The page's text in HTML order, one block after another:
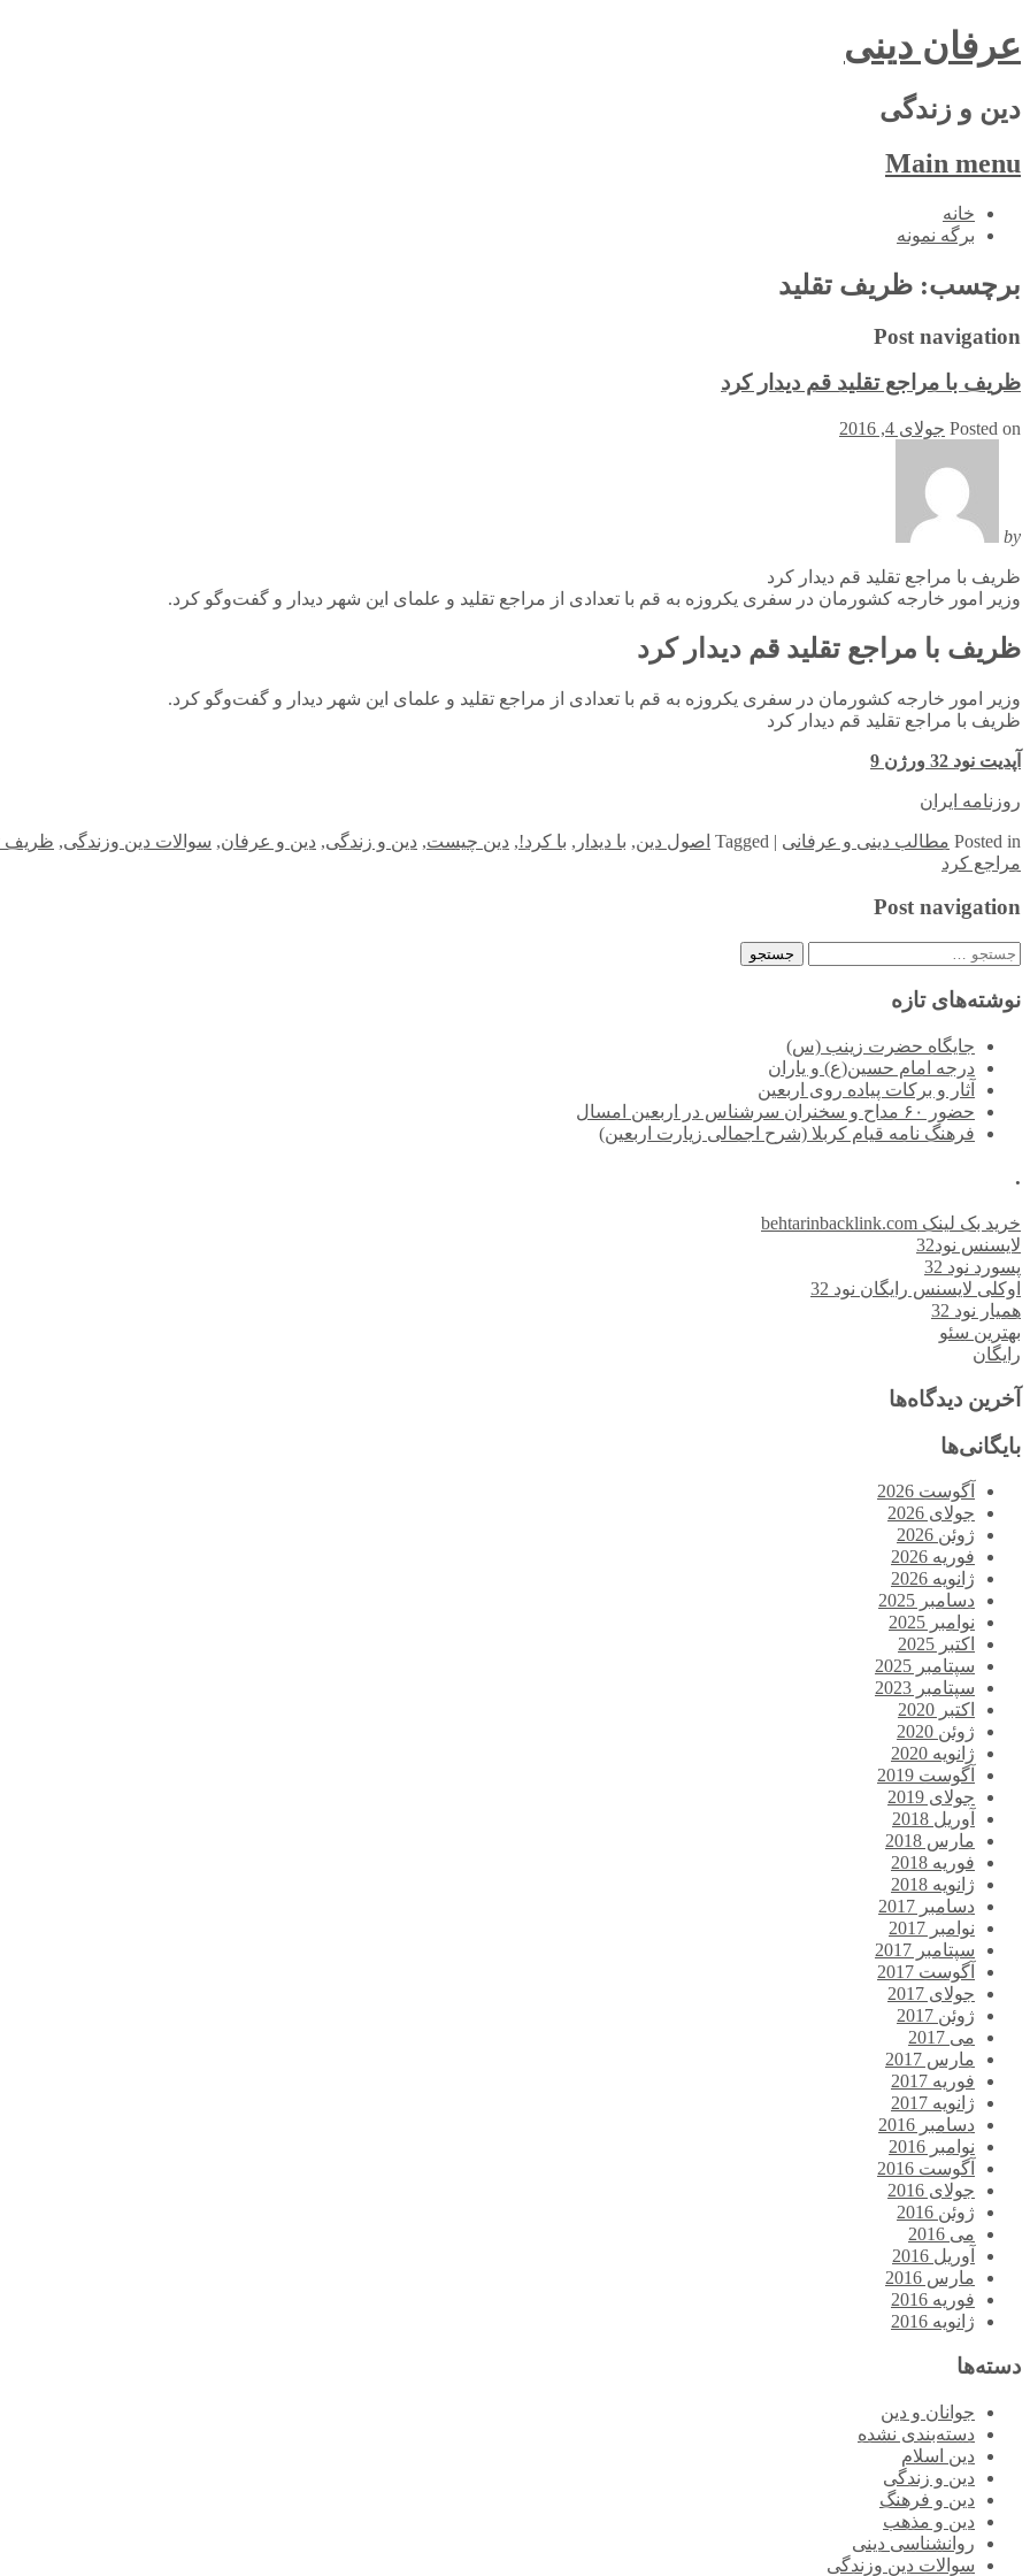
عرفان دینی
دین و زندگی
Main menu
Skip
خانه
برگه نمونه
برچسب: ظریف تقلید
Post navigation
ظریف با مراجع تقلید قم دیدار کرد
Posted on جولای 4, 2016
by
ظریف با مراجع تقلید قم دیدار کرد
وزیر امور خارجه کشورمان در سفری یکروزه به قم با تعدادی از مراجع تقلید و علمای این شهر دیدار و گفت‌وگو کرد.
ظریف با مراجع تقلید قم دیدار کرد
وزیر امور خارجه کشورمان در سفری یکروزه به قم با تعدادی از مراجع تقلید و علمای این شهر دیدار و گفت‌وگو کرد.
ظریف با مراجع تقلید قم دیدار کرد
آپدیت نود 32 ورژن 9
روزنامه ایران
Posted in مطالب دینی و عرفانی |
Tagged اصول دین, با دیدار , با کرد!, دین چیست, دین و زندگی, دین و عرفان, سوالات دین وزندگی, ظریف
مراجع کرد
Post navigation
جستجو
نوشته‌های تازه
جایگاه حضرت زینب (س)
درجه امام حسین(ع) و یاران
آثار و برکات پیاده روی اربعین
حضور ۶۰ مداح و سخنران سرشناس در اربعین امسال
فرهنگ نامه قیام کربلا (شرح اجمالی زیارت اربعین)
.
خرید بک لینک behtarinbacklink.com
لایسنس نود32
پسورد نود 32
اوکلی لایسنس رایگان نود 32
همیار نود 32
بهترین سئو
رایگان
آخرین دیدگاه‌ها
بایگانی‌ها
آگوست 2026
جولای 2026
ژوئن 2026
فوریه 2026
ژانویه 2026
دسامبر 2025
نوامبر 2025
اکتبر 2025
سپتامبر 2025
سپتامبر 2023
اکتبر 2020
ژوئن 2020
ژانویه 2020
آگوست 2019
جولای 2019
آوریل 2018
مارس 2018
فوریه 2018
ژانویه 2018
دسامبر 2017
نوامبر 2017
سپتامبر 2017
آگوست 2017
جولای 2017
ژوئن 2017
می 2017
مارس 2017
فوریه 2017
ژانویه 2017
دسامبر 2016
نوامبر 2016
آگوست 2016
جولای 2016
ژوئن 2016
می 2016
آوریل 2016
مارس 2016
فوریه 2016
ژانویه 2016
دسته‌ها
جوانان و دین
دسته‌بندی نشده
دین اسلام
دین و زندگی
دین و فرهنگ
دین و مذهب
روانشناسی دینی
سوالات دین وزندگی